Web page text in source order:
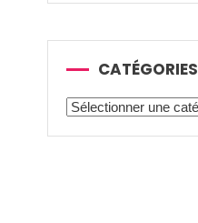
CATÉGORIES
Catégories